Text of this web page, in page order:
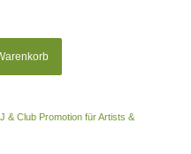
& Club Promotion für Artists &